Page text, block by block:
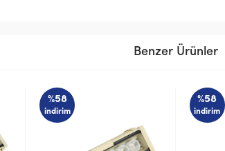
Benzer Ürünler
%58
indirim
%58
indirim